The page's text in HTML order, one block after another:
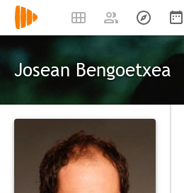
Josean Bengoetxea